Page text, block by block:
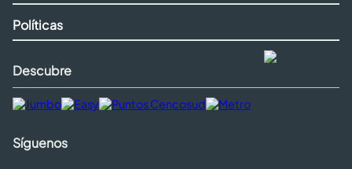
Políticas
Descubre
Síguenos